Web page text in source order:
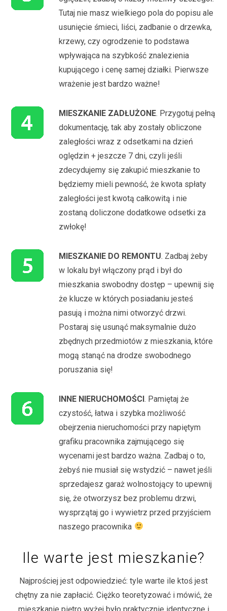
Tutaj nie masz wielkiego pola do popisu ale
usunięcie śmieci, liści, zadbanie o drzewka,
krzewy, czy ogrodzenie to podstawa
wpływająca na szybkość znalezienia
kupującego i cenę samej działki. Pierwsze
wrażenie jest bardzo ważne!
MIESZKANIE ZADŁUŻONE. Przygotuj pełną
dokumentację, tak aby zostały obliczone
zaległości wraz z odsetkami na dzień
oględzin + jeszcze 7 dni, czyli jeśli
zdecydujemy się zakupić mieszkanie to
będziemy mieli pewność, że kwota spłaty
zaległości jest kwotą całkowitą i nie
zostaną doliczone dodatkowe odsetki za
zwłokę!
MIESZKANIE DO REMONTU. Zadbaj żeby
w lokalu był włączony prąd i był do
mieszkania swobodny dostęp – upewnij się
że klucze w których posiadaniu jesteś
pasują i można nimi otworzyć drzwi.
Postaraj się usunąć maksymalnie dużo
zbędnych przedmiotów z mieszkania, które
mogą stanąć na drodze swobodnego
poruszania się!
INNE NIERUCHOMOŚCI. Pamiętaj że
czystość, łatwa i szybka możliwość
obejrzenia nieruchomości przy napiętym
grafiku pracownika zajmującego się
wycenami jest bardzo ważna. Zadbaj o to,
żebyś nie musiał się wstydzić – nawet jeśli
sprzedajesz garaż wolnostojący to upewnij
się, że otworzysz bez problemu drzwi,
wysprzątaj go i wywietrz przed przyjściem
naszego pracownika
Ile warte jest mieszkanie?
Najprościej jest odpowiedzieć: tyle warte ile ktoś jest
chętny za nie zapłacić. Ciężko teoretyzować i mówić, że
mieszkanie piętro wyżej było praktycznie identyczne i